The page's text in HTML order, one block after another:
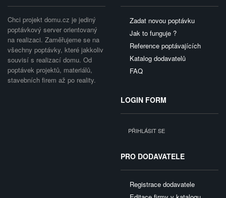
Chci projekt domu.cz je jediný
poptávkový server orientovaný
na realizaci. Zaměřujeme se na
všechny poptávky, které jakkoliv
souvisí s realizací domu. Od
poptávek projektů, materiálů,
stavebních firem až po reality.
Zadat novou poptávku
Jak to funguje ?
Reference poptávajících
Katalog dodavatelů
FAQ
LOGIN FORM
PŘIHLÁSIT SE
PRO DODAVATELE
Registrace dodavatele